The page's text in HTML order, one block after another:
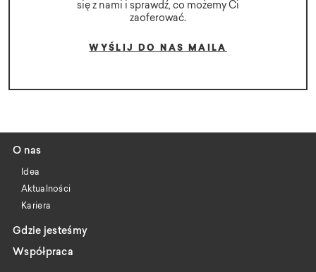
się z nami i sprawdź, co możemy Ci
zaoferować.
WYŚLIJ DO NAS MAILA
O nas
Idea
Aktualności
Kariera
Gdzie jesteśmy
Współpraca